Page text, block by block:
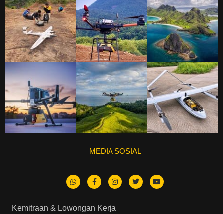
MEDIA SOSIAL
Kemitraan & Lowongan Kerja